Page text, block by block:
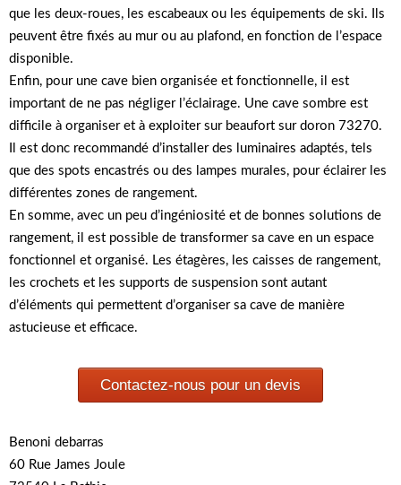
que les deux-roues, les escabeaux ou les équipements de ski. Ils
peuvent être fixés au mur ou au plafond, en fonction de l’espace
disponible.
Enfin, pour une cave bien organisée et fonctionnelle, il est
important de ne pas négliger l’éclairage. Une cave sombre est
difficile à organiser et à exploiter sur beaufort sur doron 73270.
Il est donc recommandé d’installer des luminaires adaptés, tels
que des spots encastrés ou des lampes murales, pour éclairer les
différentes zones de rangement.
En somme, avec un peu d’ingéniosité et de bonnes solutions de
rangement, il est possible de transformer sa cave en un espace
fonctionnel et organisé. Les étagères, les caisses de rangement,
les crochets et les supports de suspension sont autant
d’éléments qui permettent d’organiser sa cave de manière
astucieuse et efficace.
Contactez-nous pour un devis
Benoni debarras
60 Rue James Joule